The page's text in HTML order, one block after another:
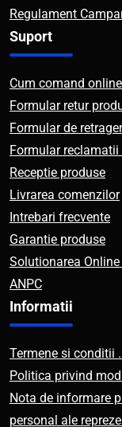
Regulament
Suport
Cum comand online
Formular retur
Formular de
Formular reclamatii
Receptie produse
Livrarea comenzilor
Intrebari frecvente
Garantie produse
Solutionarea
ANPC
Informatii
Termene si conditii
Politica privind
Nota de informare
personal ale